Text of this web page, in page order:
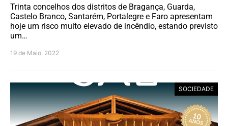
Trinta concelhos dos distritos de Bragança, Guarda,
Castelo Branco, Santarém, Portalegre e Faro apresentam
hoje um risco muito elevado de incêndio, estando previsto
um…
19 de Maio, 2022
SOCIEDADE